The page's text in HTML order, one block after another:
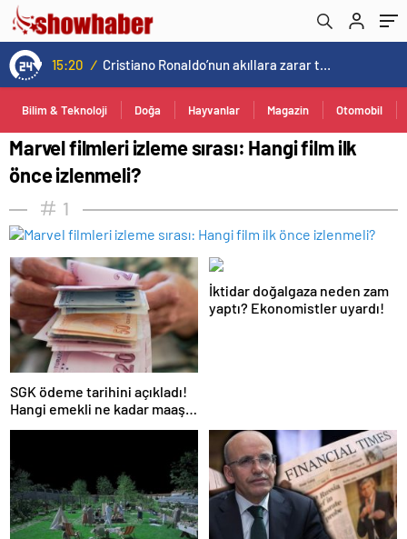
15:20 / Cristiano Ronaldo’nun akıllara zarar tüm kariyerinin istatistiğini çıkardık !
Bilim & Teknoloji Doğa Hayvanlar Magazin Otomobil
Marvel filmleri izleme sırası: Hangi film ilk
önce izlenmeli?
1
SGK ödeme tarihini açıkladı!
Hangi emekli ne kadar maaş
farkı alacak?
İktidar doğalgaza neden zam
yaptı? Ekonomistler uyardı!